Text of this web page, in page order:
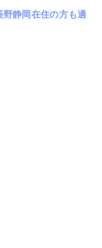
静岡在住の方も適